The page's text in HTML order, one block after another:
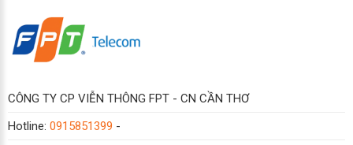
CÔNG TY CP VIỄN THÔNG FPT - CN CẦN THƠ
Hotline: 0915851399 -